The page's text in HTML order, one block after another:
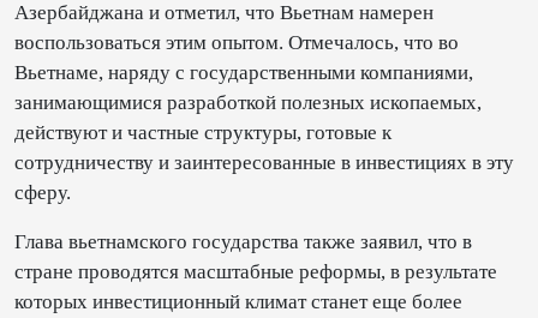
Азербайджана и отметил, что Вьетнам намерен
воспользоваться этим опытом. Отмечалось, что во
Вьетнаме, наряду с государственными компаниями,
занимающимися разработкой полезных ископаемых,
действуют и частные структуры, готовые к
сотрудничеству и заинтересованные в инвестициях в эту
сферу.
Глава вьетнамского государства также заявил, что в
стране проводятся масштабные реформы, в результате
которых инвестиционный климат станет еще более